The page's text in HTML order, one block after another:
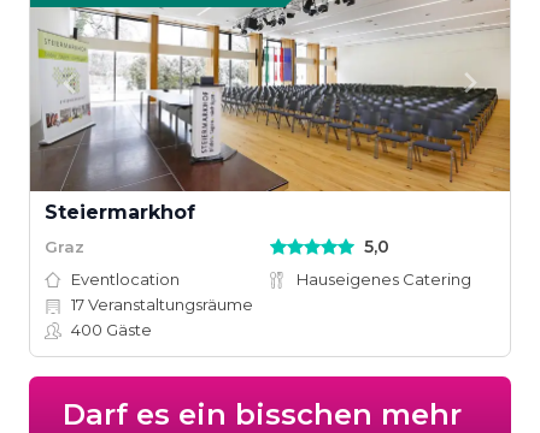
Steiermarkhof
Graz 5,0
Eventlocation
Hauseigenes Catering
17Veranstaltungsräume
400 Gäste
Darf es ein bisschen mehr